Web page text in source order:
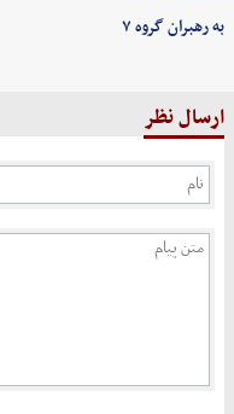
به رهبران گروه ۷
ارسال نظر